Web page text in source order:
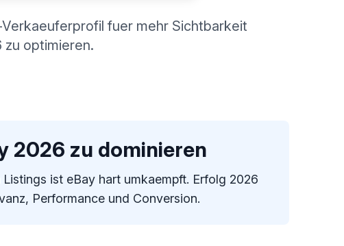
fuer mehr Sichtbarkeit
zu optimieren.
2026 zu dominieren
ist eBay hart umkaempft. Erfolg 2026
Performance und Conversion.